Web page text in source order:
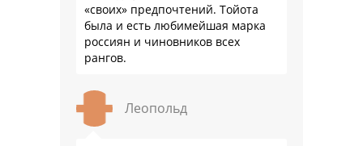
«своих» предпочтений. Тойота
была и есть любимейшая марка
россиян и чиновников всех
рангов.
Леопольд